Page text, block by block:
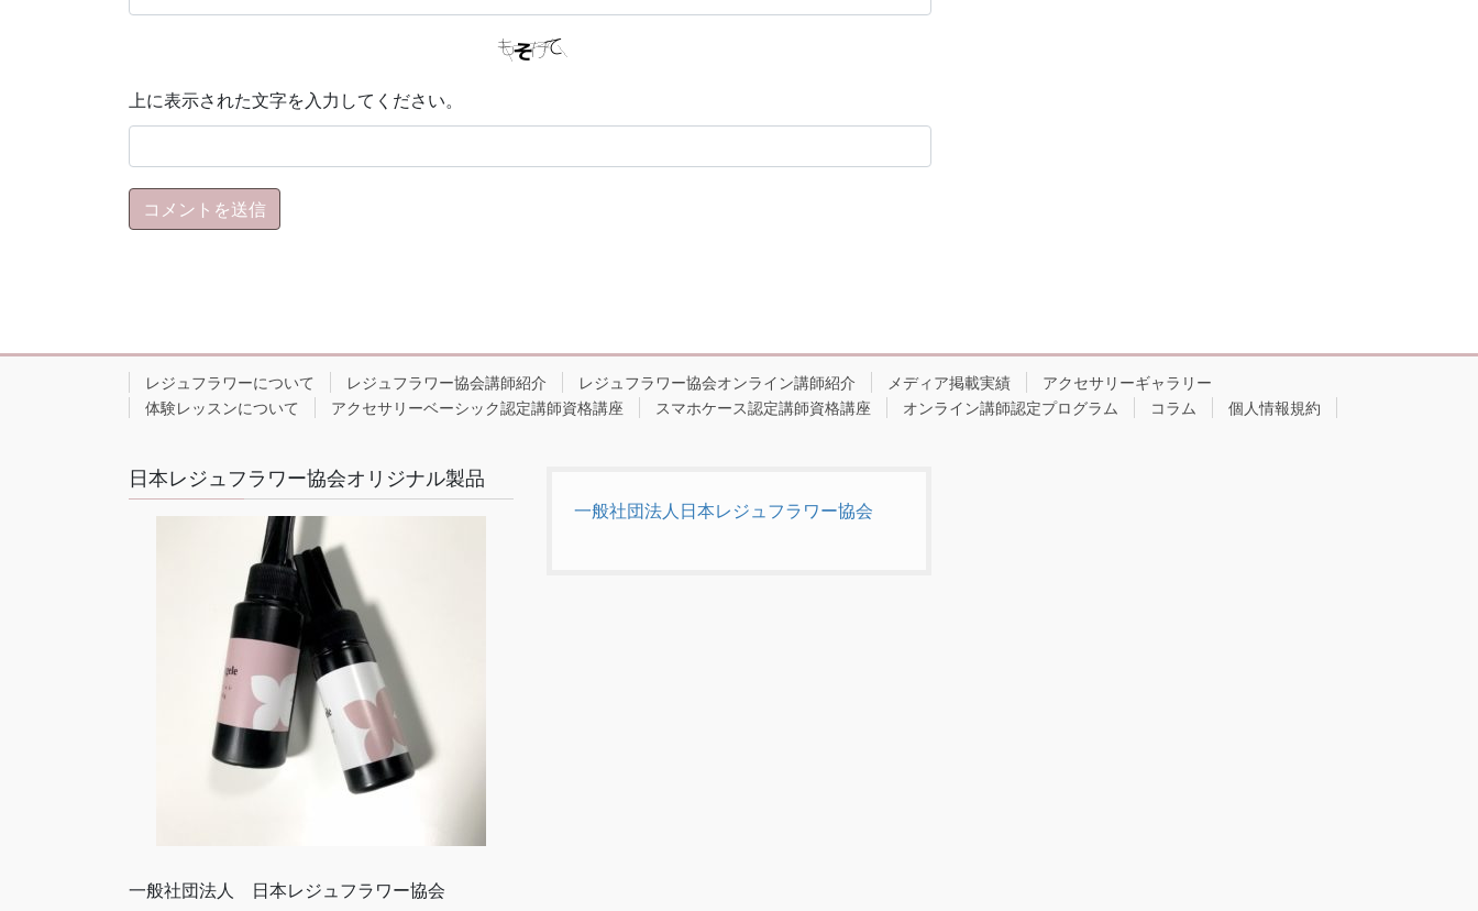
上に表示された文字を入力してください。
レジュフラワーについて レジュフラワー協会講師紹介 レジュフラワー協会オンライン講師紹介 メディア掲載実績
アクセサリーギャラリー
体験レッスンについて
アクセサリーベーシック認定講師資格講座 スマホケース認定講師資格講座 オンライン講師認定プログラム コラム 個人情報規約
日本レジュフラワー協会オリジナル製品
一般社団法人 日本レジュフラワー協会
一般社団法人日本レジュフラワー協会